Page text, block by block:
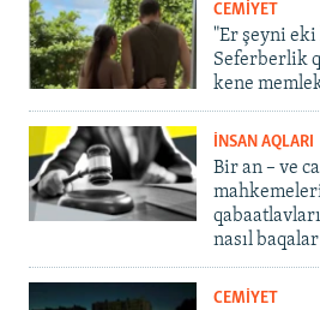
CEMİYET
"Er şeyni
Seferberlik
kene
İNSAN AQLARI
Bir an – ve
nasıl baqalar
CEMİYET